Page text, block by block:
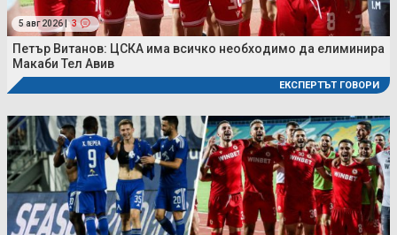
5 авг 2026 | 3
Петър Витанов: ЦСКА има всичко необходимо да елиминира
Макаби Тел Авив
ЕКСПЕРТЪТ ГОВОРИ